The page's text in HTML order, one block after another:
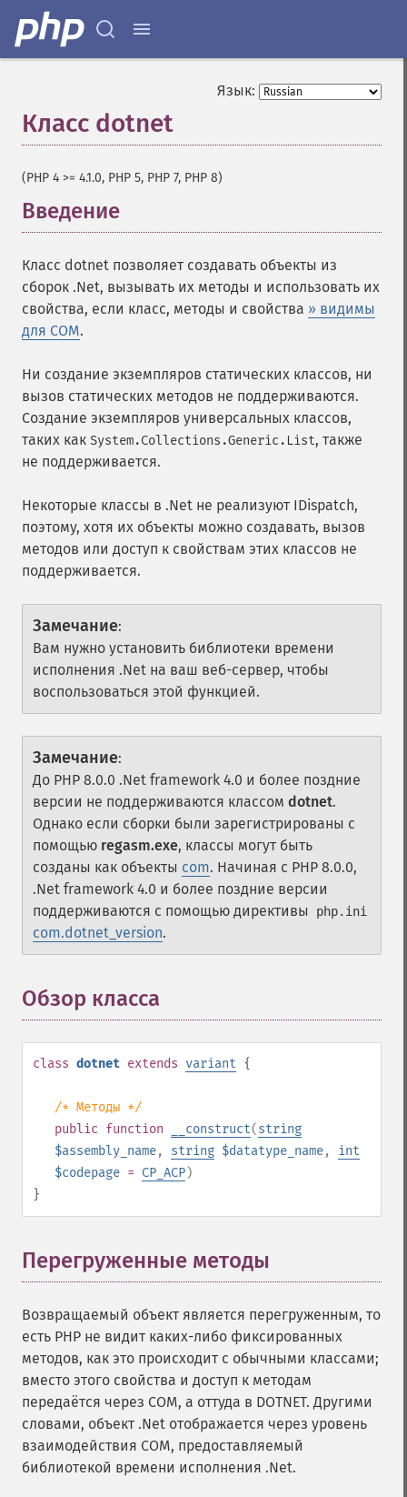
Язык:
Класс dotnet
(PHP 4 >= 4.1.0, PHP 5, PHP 7, PHP 8)
Введение
Класс dotnet позволяет создавать объекты из
сборок .Net, вызывать их методы и использовать их
свойства, если класс, методы и свойства » видимы
для COM.
Ни создание экземпляров статических классов, ни
вызов статических методов не поддерживаются.
Создание экземпляров универсальных классов,
таких как System.Collections.Generic.List, также
не поддерживается.
Некоторые классы в .Net не реализуют IDispatch,
поэтому, хотя их объекты можно создавать, вызов
методов или доступ к свойствам этих классов не
поддерживается.
Замечание:
Вам нужно установить библиотеки времени
исполнения .Net на ваш веб-сервер, чтобы
воспользоваться этой функцией.
Замечание:
До PHP 8.0.0 .Net framework 4.0 и более поздние
версии не поддерживаются классом dotnet.
Однако если сборки были зарегистрированы с
помощью regasm.exe, классы могут быть
созданы как объекты com. Начиная с PHP 8.0.0,
.Net framework 4.0 и более поздние версии
поддерживаются с помощью директивы
php.ini
com.dotnet_version.
Обзор класса
class dotnet extends variant {
/* Методы */
public function __construct(string
$assembly_name, string $datatype_name, int
$codepage = CP_ACP)
}
Перегруженные методы
Возвращаемый объект является перегруженным, то
есть PHP не видит каких-либо фиксированных
методов, как это происходит с обычными классами;
вместо этого свойства и доступ к методам
передаётся через COM, а оттуда в DOTNET. Другими
словами, объект .Net отображается через уровень
взаимодействия COM, предоставляемый
библиотекой времени исполнения .Net.